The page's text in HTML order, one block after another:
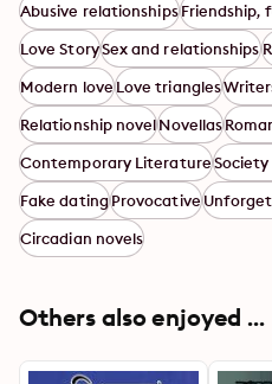
Abusive relationshipsFriendship,
Love StorySex and relationships
Modern loveLove triangles
Relationship novelNovellas
Contemporary LiteratureSociety
Fake datingProvocative
Circadian novels
Others also enjoyed ...